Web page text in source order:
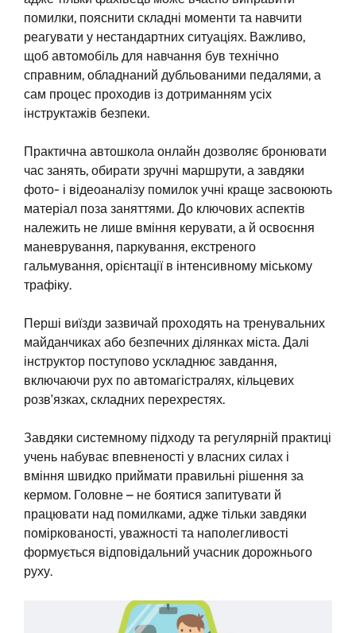
помилки, пояснити складні моменти та навчити
реагувати у нестандартних ситуаціях. Важливо,
щоб автомобіль для навчання був технічно
справним, обладнаний дубльованими педалями, а
сам процес проходив із дотриманням усіх
інструктажів безпеки.
Практична автошкола онлайн дозволяє бронювати
час занять, обирати зручні маршрути, а завдяки
фото- і відеоаналізу помилок учні краще засвоюють
матеріал поза заняттями. До ключових аспектів
належить не лише вміння керувати, а й освоєння
маневрування, паркування, екстреного
гальмування, орієнтації в інтенсивному міському
трафіку.
Перші виїзди зазвичай проходять на тренувальних
майданчиках або безпечних ділянках міста. Далі
інструктор поступово ускладнює завдання,
включаючи рух по автомагістралях, кільцевих
розв’язках, складних перехрестях.
Завдяки системному підходу та регулярній практиці
учень набуває впевненості у власних силах і
вміння швидко приймати правильні рішення за
кермом. Головне – не боятися запитувати й
працювати над помилками, адже тільки завдяки
поміркованості, уважності та наполегливості
формується відповідальний учасник дорожнього
руху.